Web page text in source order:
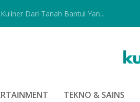
Dari Tanah Bantul Yan...
TEKNO & SAINS